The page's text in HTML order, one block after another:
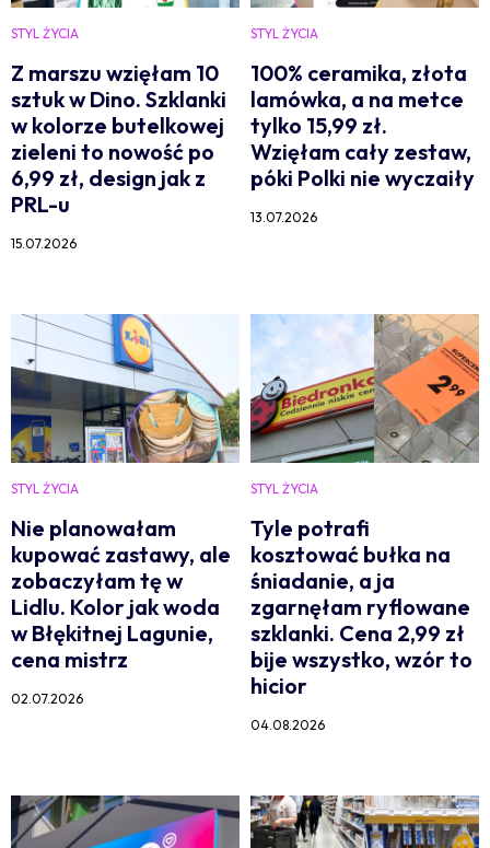
STYL ŻYCIA
Z marszu wzięłam 10
sztuk w Dino. Szklanki
w kolorze butelkowej
zieleni to nowość po
6,99 zł, design jak z
PRL-u
15.07.2026
STYL ŻYCIA
100% ceramika, złota
lamówka, a na metce
tylko 15,99 zł.
Wzięłam cały zestaw,
póki Polki nie wyczaiły
13.07.2026
STYL ŻYCIA
Nie planowałam
kupować zastawy, ale
zobaczyłam tę w
Lidlu. Kolor jak woda
w Błękitnej Lagunie,
cena mistrz
02.07.2026
STYL ŻYCIA
Tyle potrafi
kosztować bułka na
śniadanie, a ja
zgarnęłam ryflowane
szklanki. Cena 2,99 zł
bije wszystko, wzór to
hicior
04.08.2026